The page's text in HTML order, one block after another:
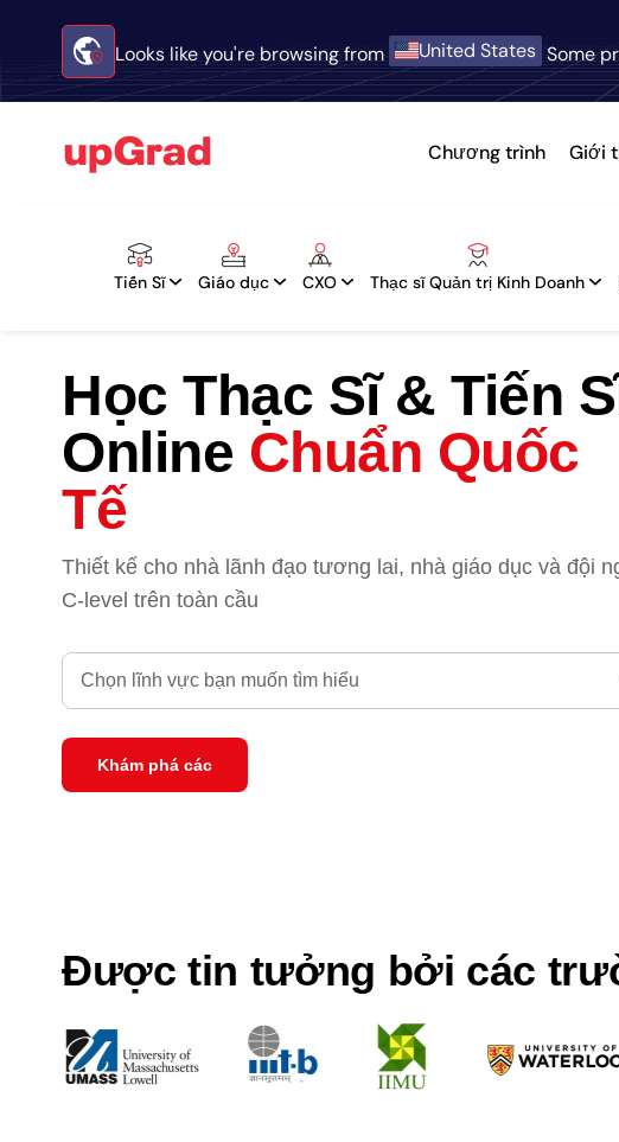
Looks like you're browsing from United States Some
Chương trình Giới
Tiến Sĩ Giáo dục CXO Thạc sĩ Quản trị Kinh Doanh
Học Thạc Sĩ & Tiến
Online Chuẩn Quốc
Tế
Thiết kế cho nhà lãnh đạo tương lai, nhà giáo dục và đội
C-level trên toàn cầu
Chọn lĩnh vực bạn muốn tìm hiểu
Khám phá các
Được tin tưởng bởi các